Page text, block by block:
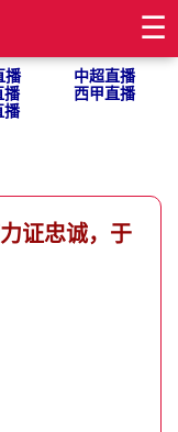
☰
播
中超直播
播
西甲直播
播
证忠诚，于